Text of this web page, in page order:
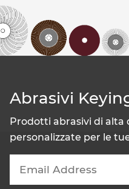
Abrasivi
Prodotti abrasivi di alta
personalizzate per le